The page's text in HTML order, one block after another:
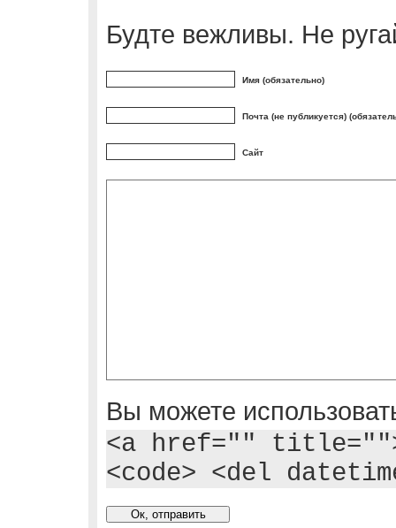
Будте вежливы. Не
Имя (обязательно)
Почта (не публикуется)
Сайт
Вы можете
<a href=""
<code> <del